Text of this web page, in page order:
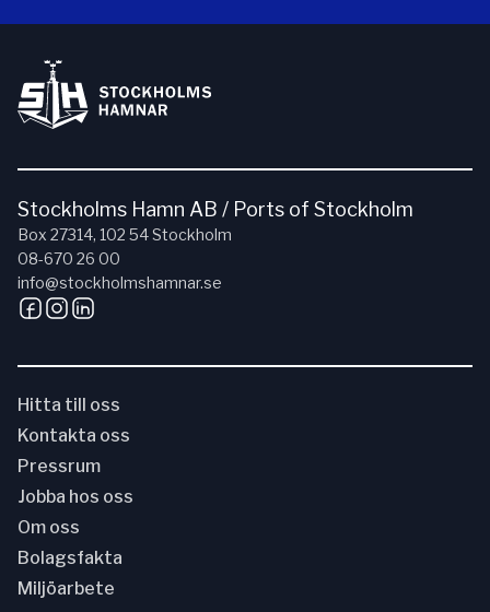
Stockholms Hamn AB / Ports of Stockholm
Box 27314, 102 54 Stockholm
08-670 26 00
info@stockholmshamnar.se
Hitta till oss
Kontakta oss
Pressrum
Jobba hos oss
Om oss
Bolagsfakta
Miljöarbete